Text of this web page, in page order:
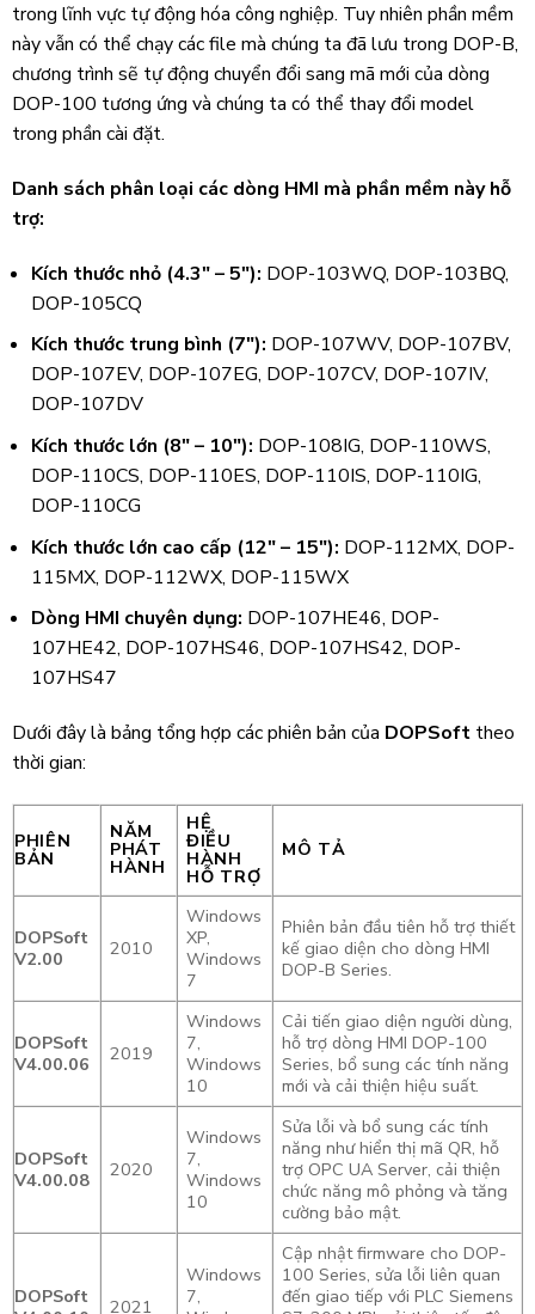
trong lĩnh vực tự động hóa công nghiệp. Tuy nhiên phần mềm
này vẫn có thể chạy các file mà chúng ta đã lưu trong DOP-B,
chương trình sẽ tự động chuyển đổi sang mã mới của dòng
DOP-100 tương ứng và chúng ta có thể thay đổi model
trong phần cài đặt.
Danh sách phân loại các dòng HMI mà phần mềm này hỗ
trợ:
Kích thước nhỏ (4.3″ – 5″): DOP-103WQ, DOP-103BQ,
DOP-105CQ
Kích thước trung bình (7″): DOP-107WV, DOP-107BV,
DOP-107EV, DOP-107EG, DOP-107CV, DOP-107IV,
DOP-107DV
Kích thước lớn (8″ – 10″): DOP-108IG, DOP-110WS,
DOP-110CS, DOP-110ES, DOP-110IS, DOP-110IG,
DOP-110CG
Kích thước lớn cao cấp (12″ – 15″): DOP-112MX, DOP-
115MX, DOP-112WX, DOP-115WX
Dòng HMI chuyên dụng: DOP-107HE46, DOP-
107HE42, DOP-107HS46, DOP-107HS42, DOP-
107HS47
Dưới đây là bảng tổng hợp các phiên bản của DOPSofttheo
thời gian:
PHIÊN
BẢN
NĂM
PHÁT
HÀNH
HỆ
ĐIỀU
HÀNH
HỖ TRỢ
MÔ TẢ
DOPSoft
V2.00
2010
Windows
XP,
Windows
7
Phiên bản đầu tiên hỗ trợ thiết
kế giao diện cho dòng HMI
DOP-B Series.
DOPSoft
V4.00.06
2019
Windows
7,
Windows
10
Cải tiến giao diện người dùng,
hỗ trợ dòng HMI DOP-100
Series, bổ sung các tính năng
mới và cải thiện hiệu suất.
DOPSoft
V4.00.08
2020
Windows
7,
Windows
10
Sửa lỗi và bổ sung các tính
năng như hiển thị mã QR, hỗ
trợ OPC UA Server, cải thiện
chức năng mô phỏng và tăng
cường bảo mật.
DOPSoft
2021
Windows
7,
Cập nhật firmware cho DOP-
100 Series, sửa lỗi liên quan
đến giao tiếp với PLC Siemens